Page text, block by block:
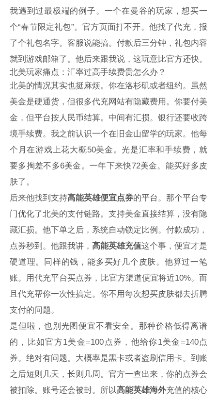
我遇到过最极端的例子。一个在曼谷的玩家，想买一
个“春节限定礼包”。官方页面打不开。他找了代充，报
了个礼包名字。客服说能搞。付款后三分钟，礼包内容
就到游戏邮箱了。他后来跟我说，这玩意比官方还快。
北美玩家痛点：汇率过高手续费贵怎么办？
北美的情况其实也挺麻烦。你在洛杉矶或者纽约。虽然
美金是硬通货，但很多代充网站有隐藏费用。你要付美
金，但平台按人民币结算。中间有汇损。银行还要收跨
境手续费。我之前认识一个在旧金山留学的玩家。他每
个月在游戏上花大概50美金。光是汇率和手续费，就
要多掏差不多6美金。一年下来快72美金。能买好多皮
肤了。
后来他找到支持高能英雄便宜点券的平台。那个平台专
门优化了北美的支付链路。支持美金直接结算，没有隐
藏汇损。他下单之后，系统自动锁定比例。付款成功，
点券秒到。他跟我讲， 高能英雄充值这个事，便宜才是
硬道理。同样的钱，能多买好几个皮肤。他算过一笔
账。用代充平台买点券，比官方渠道便宜将近10%。而
且代充帮你一次性搞定。你不用每次想买皮肤都去折腾
支付的问题。
是但啦，也别光图便宜不看安全。那种价格低得离谱
的，比如官方1美金=100点券，他给你1美金=140点
券。绝对有问题。大概率是黑卡或者盗刷信用卡。到账
之后短则几天，长则几周。官方一查出来，你的点券会
被扣除。账号还会被封。所以高能英雄海外充值的核心